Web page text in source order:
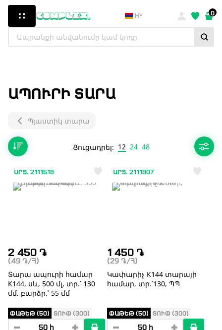
HY 0
ԱՊՈՒՐԻ ՏԱՐԱ
Պլաստիկ տարա
Ցուցադրել: 12 24 48
ԱՐՏ. 2111618
2 450 ֏
(49 ֏ /Հ)
Տարա ապուրի համար
К144, սև, 500 մլ, տր.՝ 130
մմ, բարձր.՝ 55 մմ
ՓԱԹԵԹ (50) ՏՈՒՓ (300)
ԱՐՏ. 2111807
1 450 ֏
(29 ֏ /Հ)
Կափարիչ К144 տարայի
համար, տր.՝130, ՊՊ
ՓԱԹԵԹ (50) ՏՈՒՓ (300)